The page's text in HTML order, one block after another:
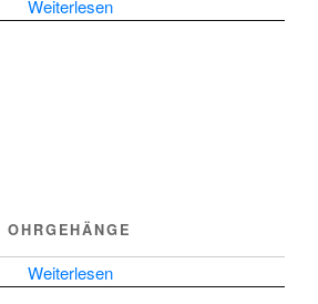
Weiterlesen
OHRGEHÄNGE
Weiterlesen